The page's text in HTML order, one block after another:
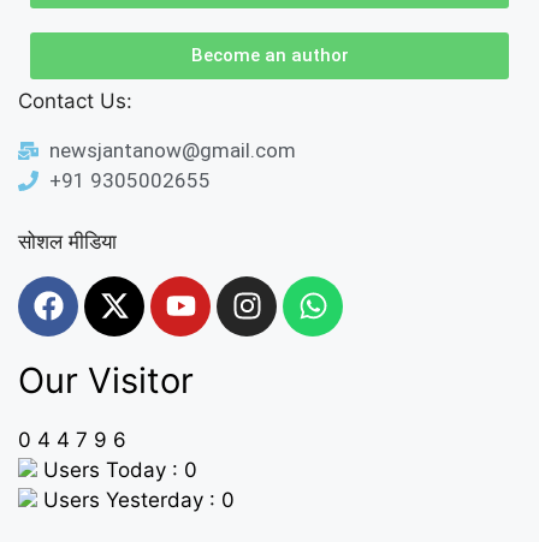
Become an author
Contact Us:
newsjantanow@gmail.com
+91 9305002655
सोशल मीडिया
Our Visitor
0 4 4 7 9 6
Users Today : 0
Users Yesterday : 0